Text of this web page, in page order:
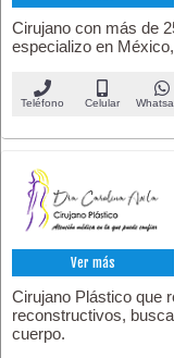
Cirujano con más de
especializo en
Teléfono Celular
Ver más
Cirujano Plástico que
reconstructivos,
cuerpo.